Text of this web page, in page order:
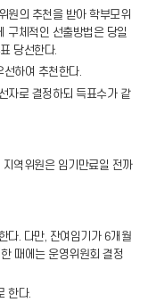
원의 추천을 받아 학부모위
구체적인 선출방법은 당일
당선한다.
하여 추천한다.
자로 결정하되 득표수가 같
역위원은 임기만료일 전까
다. 다만, 잔여임기가 6개월
때에는 운영위원회 결정
한다.